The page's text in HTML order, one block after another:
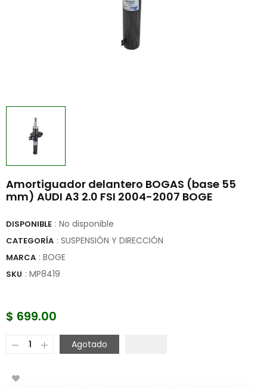
Amortiguador delantero BOGAS (base 55
mm) AUDI A3 2.0 FSI 2004-2007 BOGE
DISPONIBLE : No disponible
CATEGORÍA : SUSPENSIÓN Y DIRECCIÓN
MARCA : BOGE
SKU : MP8419
$ 699.00
Agotado